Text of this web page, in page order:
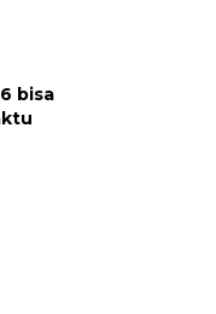
bisa